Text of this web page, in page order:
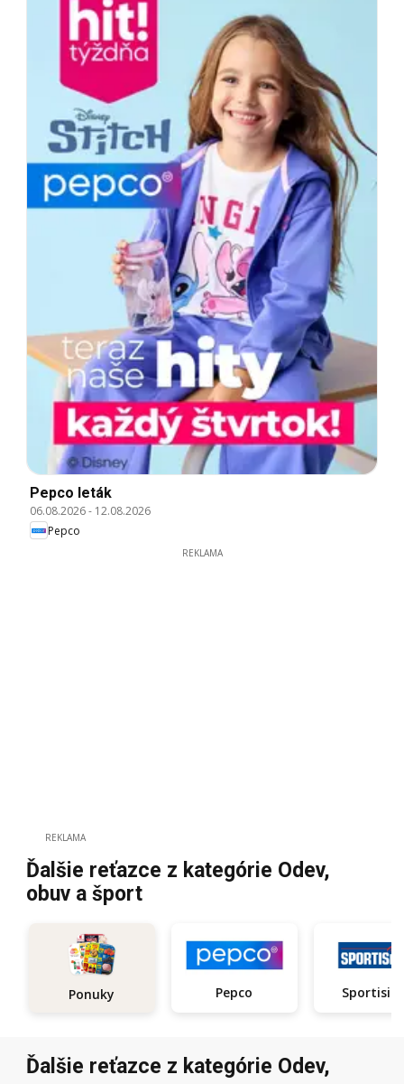
Pepco leták
06.08.2026- 12.08.2026
Pepco
REKLAMA
REKLAMA
Ďalšie reťazce z kategórie Odev,
obuv a šport
Ponuky Pepco
Ďalšie reťazce z kategórie Odev,